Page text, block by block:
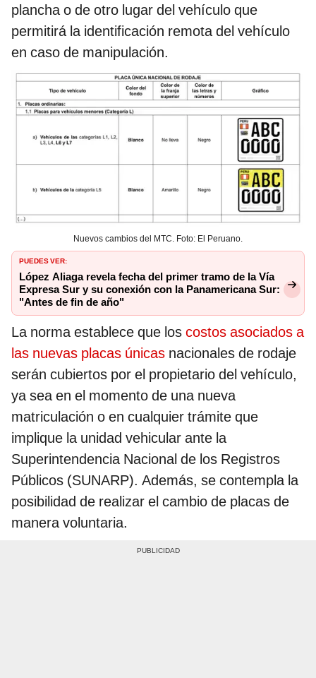
plancha o de otro lugar del vehículo que
permitirá la identificación remota del vehículo
en caso de manipulación.
Nuevos cambios del MTC. Foto: El Peruano.
PUEDES VER:
López Aliaga revela fecha del primer tramo de la Vía
Expresa Sur y su conexión con la Panamericana Sur:
"Antes de fin de año"
La norma establece que los costos asociados a
las nuevas placas únicas nacionales de rodaje
serán cubiertos por el propietario del vehículo,
ya sea en el momento de una nueva
matriculación o en cualquier trámite que
implique la unidad vehicular ante la
Superintendencia Nacional de los Registros
Públicos (SUNARP). Además, se contempla la
posibilidad de realizar el cambio de placas de
manera voluntaria.